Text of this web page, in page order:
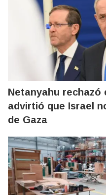
Netanyahu rechazó
advirtió que Israel
de Gaza